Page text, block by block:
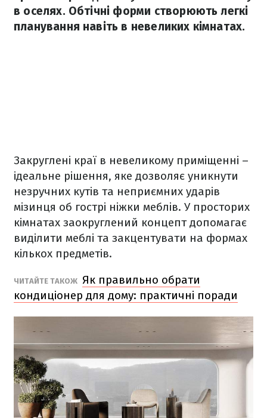
в оселях. Обтічні форми створюють легкі
планування навіть в невеликих кімнатах.
Закруглені краї в невеликому приміщенні –
ідеальне рішення, яке дозволяє уникнути
незручних кутів та неприємних ударів
мізинця об гострі ніжки меблів. У просторих
кімнатах заокруглений концепт допомагає
виділити меблі та закцентувати на формах
кількох предметів.
ЧИТАЙТЕ ТАКОЖ Як правильно обрати
кондиціонер для дому: практичні поради